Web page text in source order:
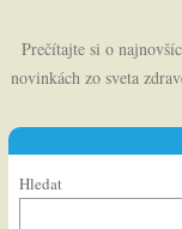
Prečítajte si o
novinkách zo sveta
Hledat